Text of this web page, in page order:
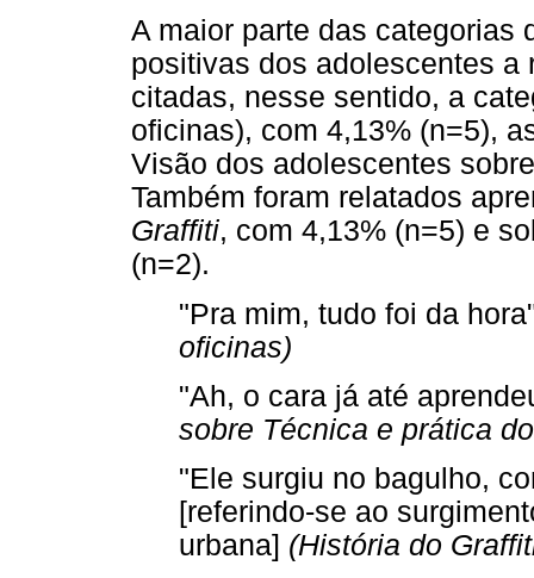
A maior parte das categorias
positivas dos adolescentes
citadas, nesse sentido, a
oficinas), com 4,13% (n=5),
Visão dos adolescentes
Também foram relatados
Graffiti, com 4,13% (n=5) e
(n=2).
"Pra mim, tudo foi da
oficinas)
"Ah, o cara já até
sobre Técnica e prática
"Ele surgiu no bagulho,
[referindo-se ao
urbana] (História do